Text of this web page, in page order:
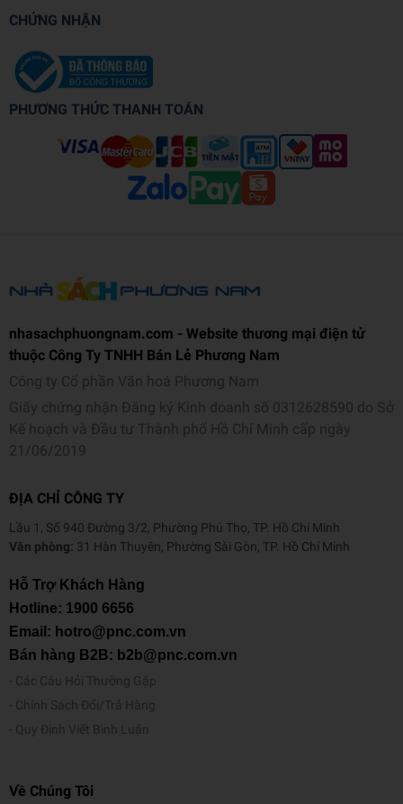
CHỨNG NHẬN
PHƯƠNG THỨC THANH TOÁN
nhasachphuongnam.com - Website thương mại điện tử
thuộc Công Ty TNHH Bán Lẻ Phương Nam
Công ty Cổ phần Văn hoá Phương Nam
Giấy chứng nhận Đăng ký Kinh doanh số 0312628590 do Sở
Kế hoạch và Đầu tư Thành phố Hồ Chí Minh cấp ngày
21/06/2019
ĐỊA CHỈ CÔNG TY
Lầu 1, Số 940 Đường 3/2, Phường Phú Thọ, TP. Hồ Chí Minh
Văn phòng: 31 Hàn Thuyên, Phường Sài Gòn, TP. Hồ Chí Minh
Hỗ Trợ Khách Hàng
Hotline: 1900 6656
Email: hotro@pnc.com.vn
Bán hàng B2B: b2b@pnc.com.vn
Các Câu Hỏi Thường Gặp
Chính Sách Đổi/Trả Hàng
Quy Định Viết Bình Luận
Về Chúng Tôi